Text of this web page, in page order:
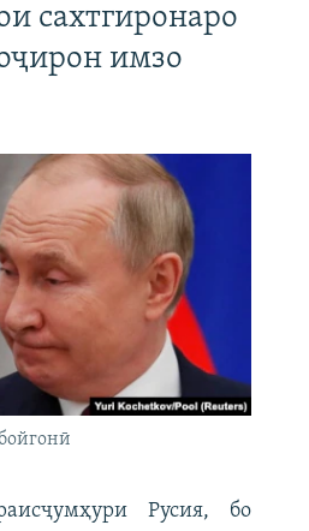
сахтгиронаро
имзо
Русия, бо